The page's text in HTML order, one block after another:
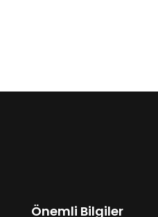
Önemli Bilgiler